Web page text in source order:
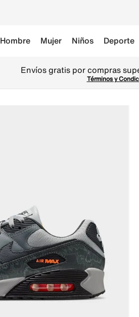
Hombre Mujer Niños Deporte
Envíos gratis por compras
Términos y